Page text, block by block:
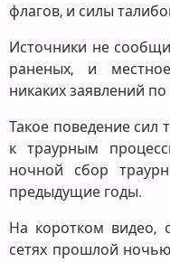
флагов, и силы
Источники не
раненых, и
никаких заявлений
Такое поведение сил
к траурным
ночной сбор
предыдущие годы.
На коротком видео,
сетях прошлой